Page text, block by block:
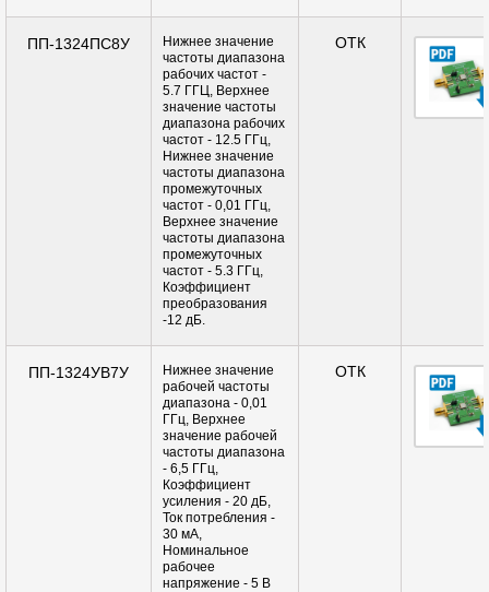
ПП-1324ПС8У
Нижнее значение
частоты диапазона
рабочих частот -
5.7 ГГЦ, Верхнее
значение частоты
диапазона рабочих
частот - 12.5 ГГц,
Нижнее значение
частоты диапазона
промежуточных
частот - 0,01 ГГц,
Верхнее значение
частоты диапазона
промежуточных
частот - 5.3 ГГц,
Коэффициент
преобразования
-12 дБ.
ОТК
ПП-1324УВ7У
Нижнее значение
рабочей частоты
диапазона - 0,01
ГГц, Верхнее
значение рабочей
частоты диапазона
- 6,5 ГГц,
Коэффициент
усиления - 20 дБ,
Ток потребления -
30 мА,
Номинальное
рабочее
напряжение - 5 В
ОТК